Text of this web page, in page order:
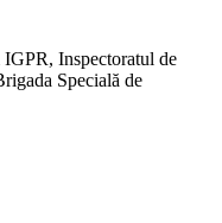
Inspectoratul de
Specială de